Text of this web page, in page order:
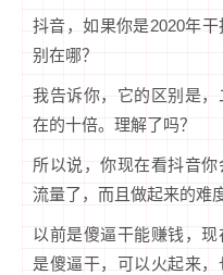
抖音，如果你是2020年
别在哪？
我告诉你，它的区别是
在的十倍。理解了吗？
所以说，你现在看抖音
流量了，而且做起来的难
以前是傻逼干能赚钱，
是傻逼干，可以火起来